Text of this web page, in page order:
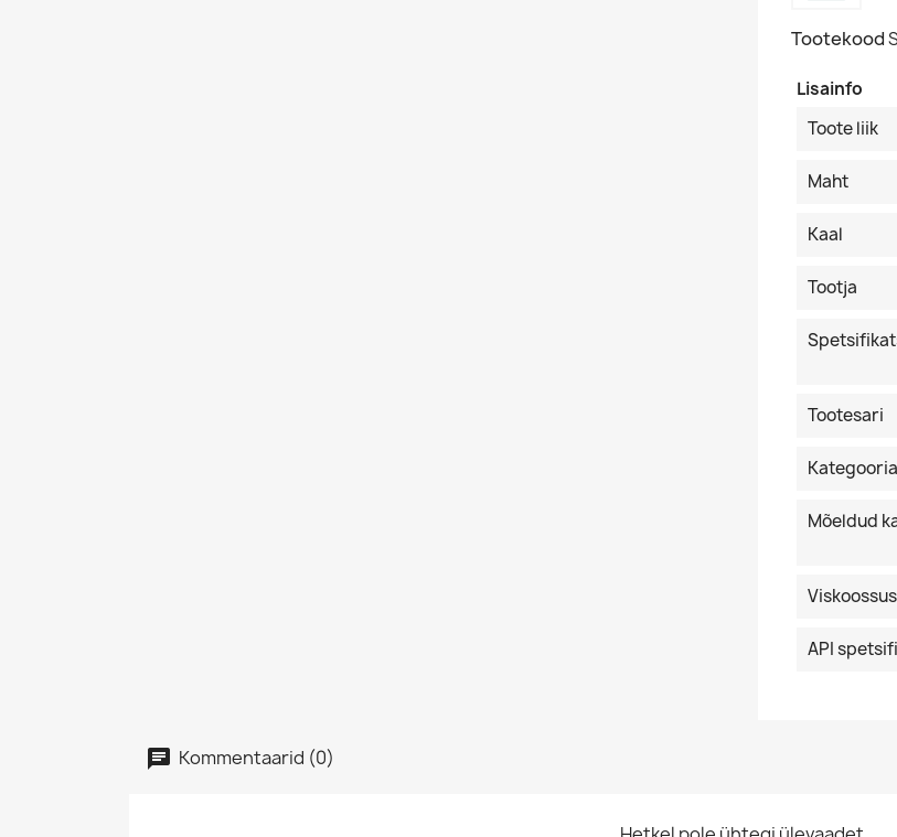
Tootekood
Lisainfo
Toote liik
Maht
Kaal
Tootja
Tootesari
Kategooria
Mõeldud
Viskoossus
API
Kommentaarid (0)